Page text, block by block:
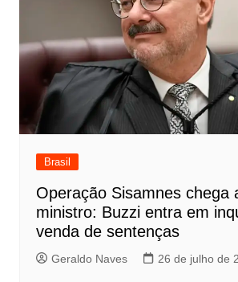
Brasil
Operação Sisamnes chega
ministro: Buzzi entra em
venda de sentenças
Geraldo Naves 26 de julho de